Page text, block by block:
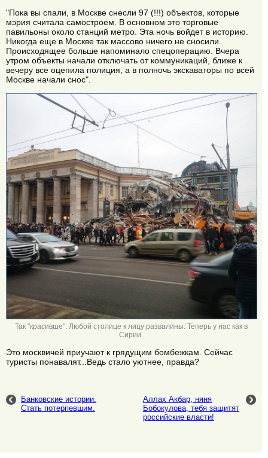
"Пока вы спали, в Москве снесли 97 (!!!) объектов, которые
мэрия считала самостроем. В основном это торговые
павильоны около станций метро. Эта ночь войдет в историю.
Никогда еще в Москве так массово ничего не сносили.
Происходящее больше напоминало спецоперацию. Вчера
утром объекты начали отключать от коммуникаций, ближе к
вечеру все оцепила полиция, а в полночь экскаваторы по всей
Москве начали снос".
Так "красивше". Любой столице к лицу развалины. Теперь у нас как в
Сирии.
Это москвичей приучают к грядущим бомбежкам. Сейчас
туристы понавалят...Ведь стало уютнее, правда?
Банковские истории.
Стать потерпевшим.
Аллах Акбар, няня
Бобокулова, тебя защитят
российские власти!